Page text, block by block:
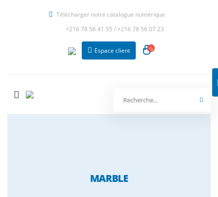
Télécharger notre catalogue numérique
+216 78 56 41 55 /+216 78 56 07 23
Espace client
MARBLE